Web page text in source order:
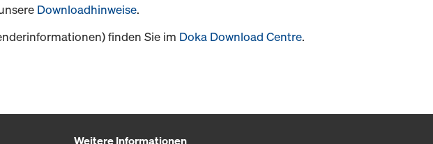
Downloadhinweise.
finden Sie im Doka Download Centre.
Weitere Informationen